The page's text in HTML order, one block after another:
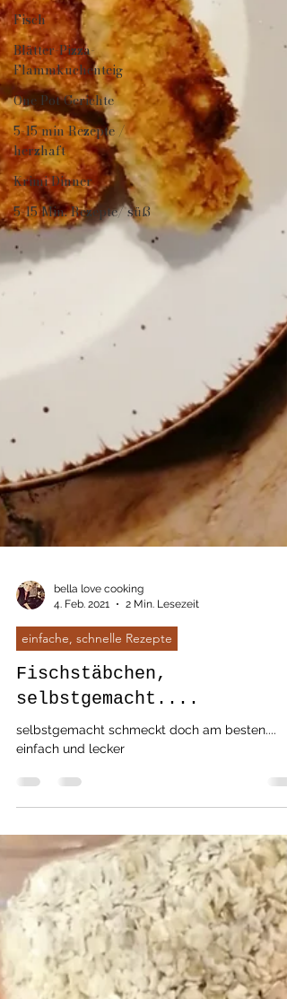
Fisch
Blätter-Pizza-
Flammkuchenteig
One Pot Gerichte
5-15 min Rezepte /
herzhaft
Krimi Dinner
5-15 Min. Rezepte/ süß
4. Feb. 2021
2 Min. Lesezeit
einfache, schnelle Rezepte
Fischstäbchen,